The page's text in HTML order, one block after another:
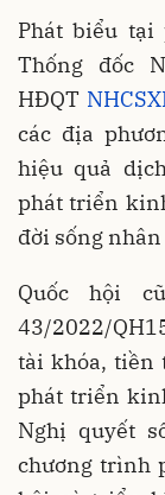
Phát biểu tại
Thống đốc
HĐQT
các địa
hiệu quả
phát triển
đời sống
Quốc hội
43/2022/
tài khóa, tiền
phát triển
Nghị quyết
chương trình